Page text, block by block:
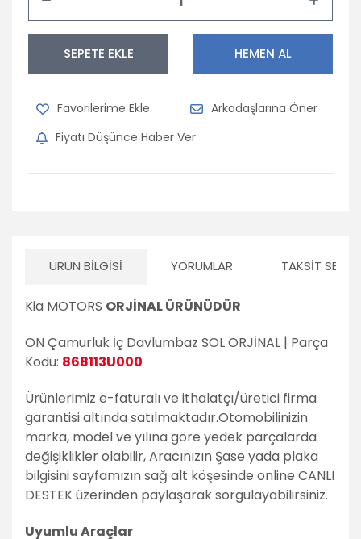
SEPETE EKLE HEMEN AL
Arkadaşlarına Öner
Fiyatı Düşünce Haber Ver
ÜRÜN BILGISI YORUMLAR TAKSIT
Kia MOTORS ORJİNAL ÜRÜNÜDÜR
ÖN Çamurluk İç Davlumbaz SOL ORJİNAL | Parça
Kodu: 868113U000
Ürünlerimiz e-faturalı ve ithalatçı/üretici firma
garantisi altında satılmaktadır.Otomobilinizin
marka, model ve yılına göre yedek parçalarda
değişiklikler olabilir,Aracınızın Şase yada plaka
bilgisini sayfamızın sağ alt köşesinde online CANLI
DESTEK üzerinden paylaşarak sorgulayabilirsiniz.
Uyumlu Araçlar